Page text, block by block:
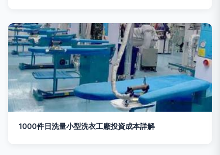
1000件日洗量小型洗衣工廠投資成本詳解